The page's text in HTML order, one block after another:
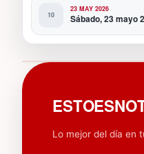
23 MAY 2026
Sábado, 23 mayo
Lo mejor del día en